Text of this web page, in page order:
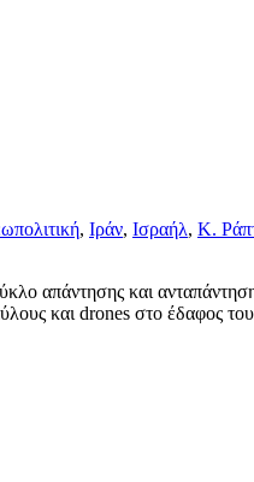
, Ιράν, Ισραήλ, Κ.
απάντησης και
και drones στο έδαφος